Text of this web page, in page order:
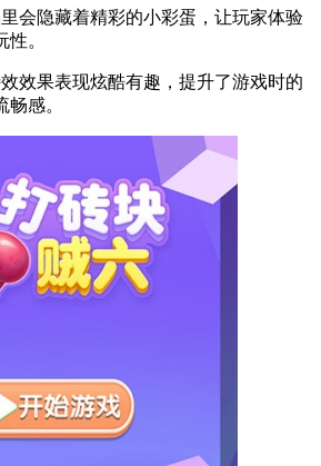
隐藏着精彩的小彩蛋，让玩家体验
。
果表现炫酷有趣，提升了游戏时的
感。